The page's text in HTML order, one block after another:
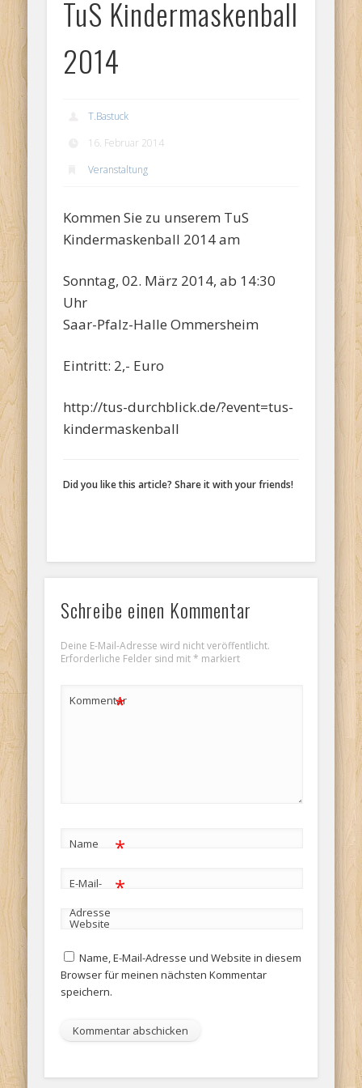
TuS Kindermaskenball
2014
T.Bastuck
16. Februar 2014
Veranstaltung
Kommen Sie zu unserem TuS
Kindermaskenball 2014 am
Sonntag, 02. März 2014, ab 14:30
Uhr
Saar-Pfalz-Halle Ommersheim
Eintritt: 2,- Euro
http://tus-durchblick.de/?event=tus-
kindermaskenball
Did you like this article? Share it with your friends!
Schreibe einen Kommentar
Deine E-Mail-Adresse wird nicht veröffentlicht.
Erforderliche Felder sind mit* markiert
Kommentar
*
Name *
E-Mail-
Adresse
*
Website
Name, E-Mail-Adresse und Website in diesem
Browser für meinen nächsten Kommentar
speichern.